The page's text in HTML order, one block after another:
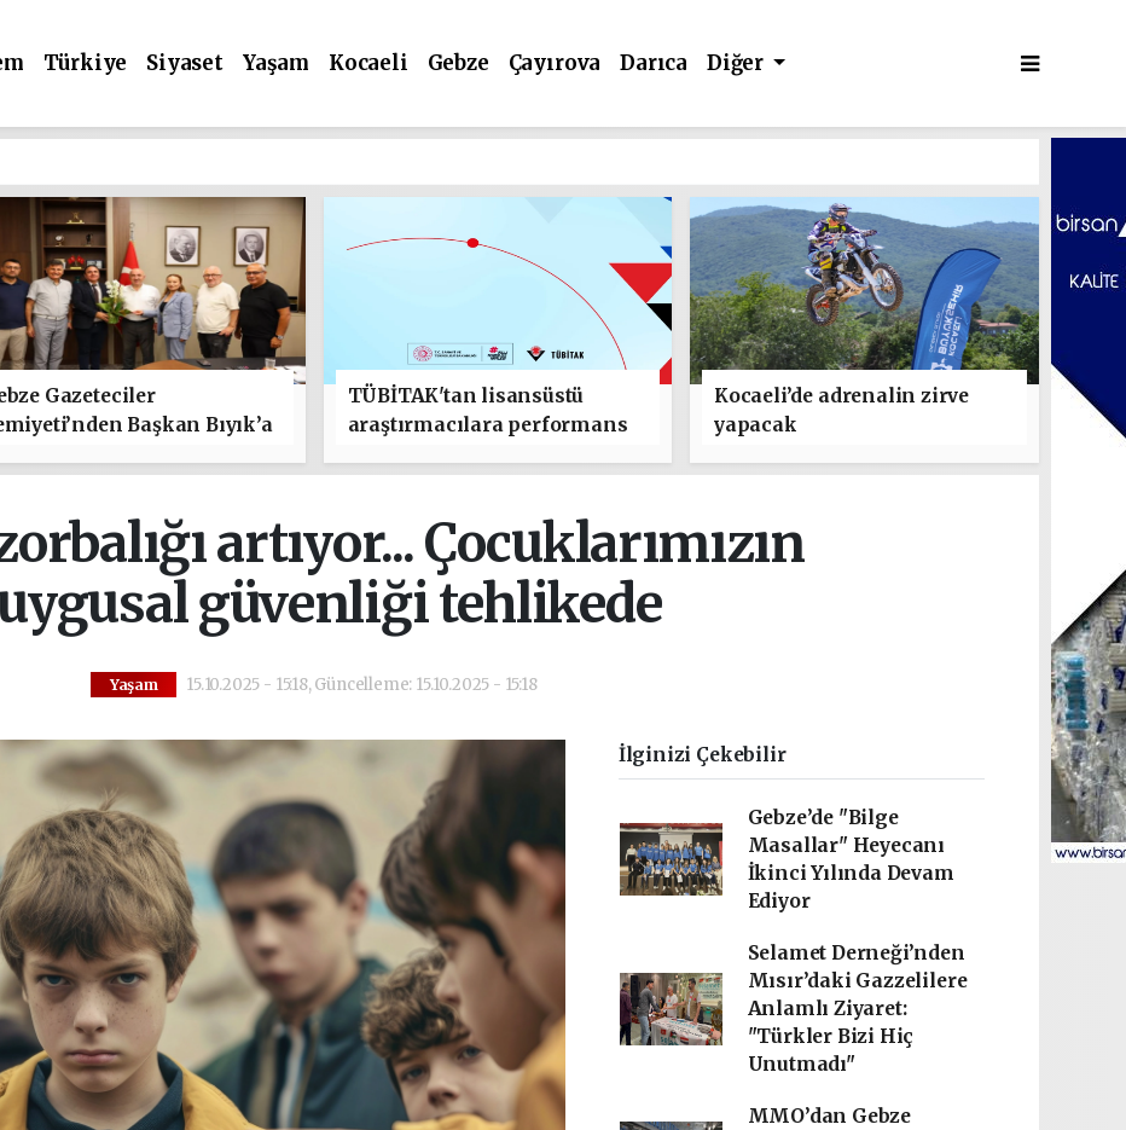
Türkiye Siyaset Yaşam Kocaeli Gebze Çayırova Darıca Diğer
Gazeteciler
Başkan Bıyık’a
TÜBİTAK'tan lisansüstü
araştırmacılara performans
Kocaeli’de adrenalin zirve
yapacak
artıyor... Çocuklarımızın
güvenliği tehlikede
Yaşam 15.10.2025 - 15:18, Güncelleme: 15.10.2025 - 15:18
İlginizi Çekebilir
Gebze’de "Bilge
Masallar" Heyecanı
İkinci Yılında Devam
Ediyor
Selamet Derneği’nden
Mısır’daki Gazzelilere
Anlamlı Ziyaret:
"Türkler Bizi Hiç
Unutmadı"
MMO’dan Gebze